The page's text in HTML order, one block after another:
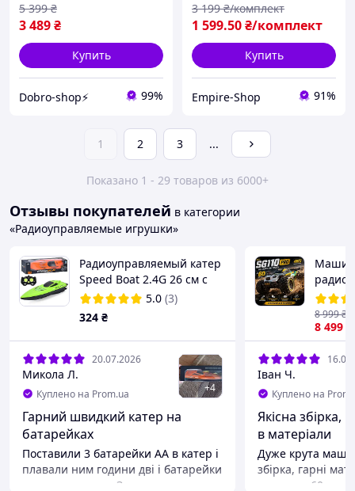
3 489₴
5 399 ₴
Купить
Dobro-shop⚡ 99%
1 599.50₴/комплект
3 199 ₴/комплект
Купить
Empire-Shop 91%
1 2 3 ...
Показано 1 - 29 товаров из 6000+
Отзывы покупателей в категории
«Радиоуправляемые игрушки»
Радиоуправляемый катер
Speed Boat 2.4G 26 см с
пультом, 2 цвета, в
коробке
5.0 (3)
324 ₴
20.07.2026
Микола Л.
Куплено на Prom.ua +4
Гарний швидкий катер на
батарейках
Поставили 3 батарейки АА в катер і
плавали ним години дві і батарейки
SG110
RC
60 км/ч
8 499
8 999₴
Іван Ч.
Куплено на
Якісна збірка,
в матеріали
Дуже крута
збірка, гарні
потужна. 60кмч